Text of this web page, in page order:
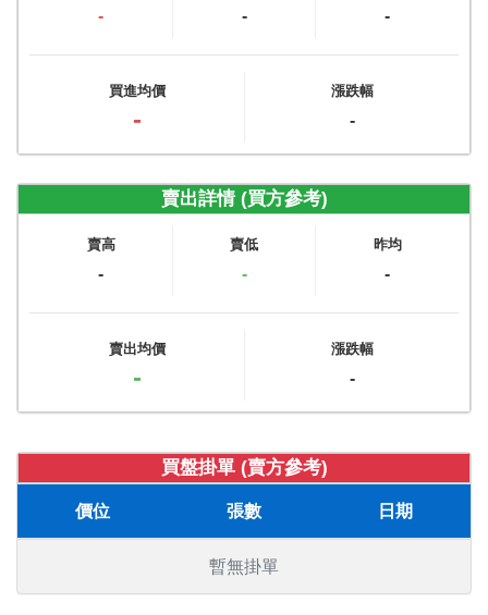
- - -
買進均價
-
漲跌幅
-
賣出詳情 (買方參考)
賣高
-
賣低
-
昨均
-
賣出均價
-
漲跌幅
-
買盤掛單 (賣方參考)
價位 張數 日期
暫無掛單